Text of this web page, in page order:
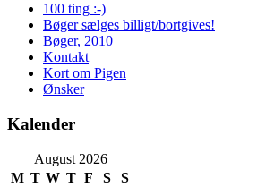
100 ting :-)
Bøger sælges billigt/bortgives!
Bøger, 2010
Kontakt
Kort om Pigen
Ønsker
Kalender
August 2026
M T W T F S S